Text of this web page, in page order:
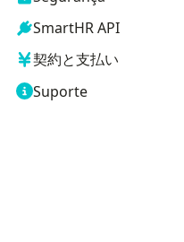
SmartHR API
契約と支払い
Suporte